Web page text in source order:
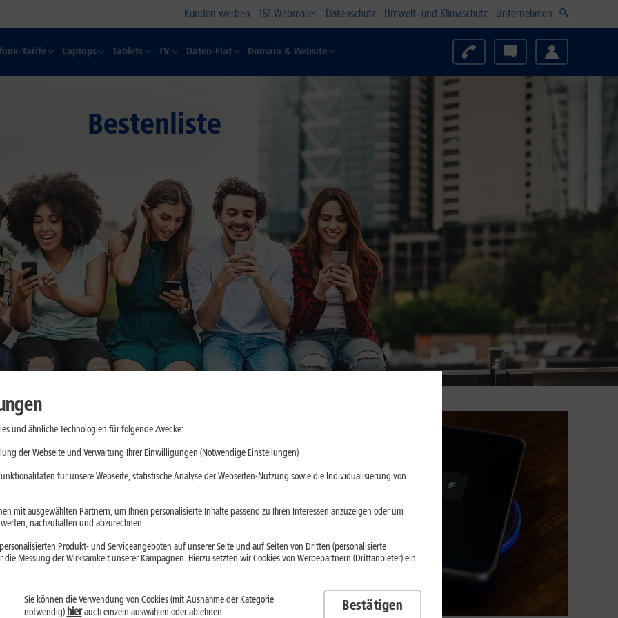
Kunden werben 1&1 Webmailer Datenschutz Umwelt- und Klimaschutz Unternehmen
Tarife Laptops Tablets TV Daten-Flat Domain & Website
Bestenliste
im Alltag
2026 gefragter
lange
und
und ähnliche Technologien für folgende Zwecke:
der Webseite und Verwaltung Ihrer Einwilligungen (Notwendige Einstellungen)
für unsere Webseite, statistische Analyse der Webseiten-Nutzung sowie die Individualisierung von
mit ausgewählten Partnern, um Ihnen personalisierte Inhalte passend zu Ihren Interessen anzuzeigen oder um
nachzuhalten und abzurechnen.
Produkt- und Serviceangeboten auf unserer Seite und auf Seiten von Dritten (personalisierte
Messung der Wirksamkeit unserer Kampagnen. Hierzu setzten wir Cookies von Werbepartnern (Drittanbieter) ein.
Sie können die Verwendung von Cookies (mit Ausnahme der Kategorie
notwendig) hierauch einzeln auswählen oder ablehnen. Bestätigen